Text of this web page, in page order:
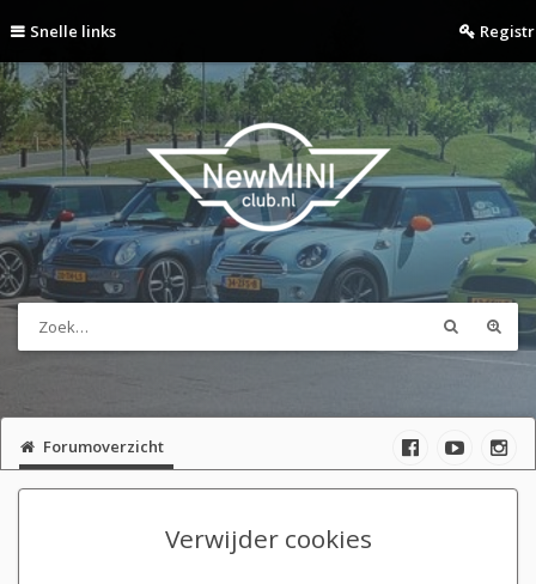
Snelle links
Forumoverzicht
Verwijder cookies